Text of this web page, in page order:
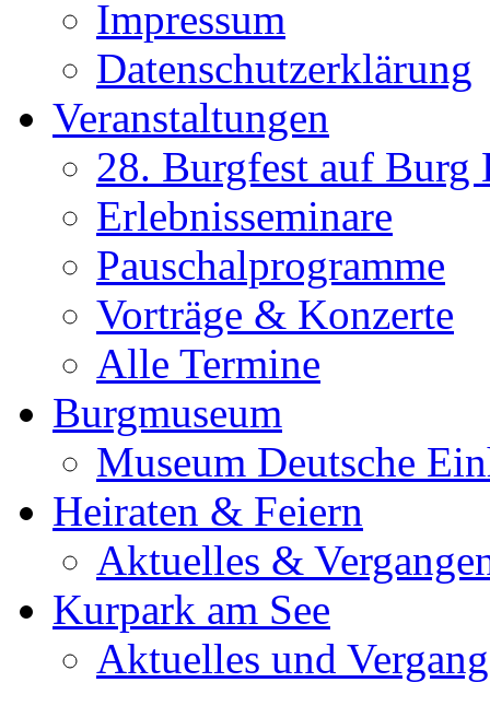
Impressum
Datenschutzerklärung
Veranstaltungen
28. Burgfest auf Burg
Erlebnisseminare
Pauschalprogramme
Vorträge & Konzerte
Alle Termine
Burgmuseum
Museum Deutsche
Heiraten & Feiern
Aktuelles &
Kurpark am See
Aktuelles und